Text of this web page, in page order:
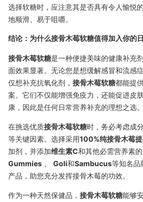
选择软糖时，应注意其是否具有令人愉悦
地顺滑、易于咀嚼。
结论：为什么接骨木莓软糖值得加入你的
接骨木莓软糖是一种便捷美味的健康补充
面效果显著。无论您是想缓解感冒和流感
仅想补充抗氧化剂， 接骨木莓软糖都能提
案。它们不仅能增强免疫力，还能促进皮
康，因此是任何日常营养补充的理想之选。
在挑选优质接骨木莓软糖时，务必考虑成
等关键因素。选择采用100%纯接骨木莓
加剂，并添加维生素C和其他必需营养素
Gummies
Goli和Sambucus等知名品
产品，助您充分发挥接骨木莓的功效。
作为一种天然保健品， 接骨木莓软糖能够